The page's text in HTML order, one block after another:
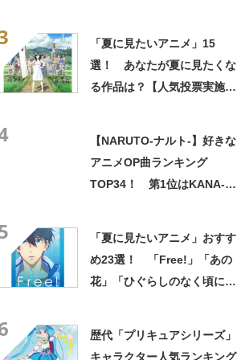
「夏に見たいアニメ」15
選！ あなたが夏に見たくな
る作品は？【人気投票実施
【NARUTO-ナルト-】好きな
アニメOP曲ランキング
TOP34！ 第1位はKANA-
「夏に見たいアニメ」おすす
め23選！ 「Free!」「あの
花」「ひぐらしのなく頃に」
歴代「プリキュアシリーズ」
キャラクター人気ランキング